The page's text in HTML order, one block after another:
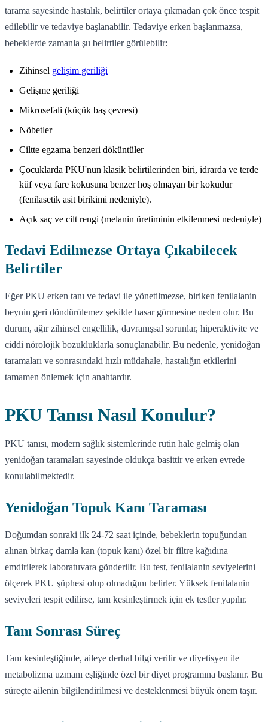
tarama sayesinde hastalık, belirtiler ortaya çıkmadan çok önce tespit
edilebilir ve tedaviye başlanabilir. Tedaviye erken başlanmazsa,
bebeklerde zamanla şu belirtiler görülebilir:
Zihinsel gelişim geriliği
Gelişme geriliği
Mikrosefali (küçük baş çevresi)
Nöbetler
Ciltte egzama benzeri döküntüler
Çocuklarda PKU'nun klasik belirtilerinden biri, idrarda ve terde
küf veya fare kokusuna benzer hoş olmayan bir kokudur
(fenilasetik asit birikimi nedeniyle).
Açık saç ve cilt rengi (melanin üretiminin etkilenmesi nedeniyle)
Tedavi Edilmezse Ortaya Çıkabilecek
Belirtiler
Eğer PKU erken tanı ve tedavi ile yönetilmezse, biriken fenilalanin
beynin geri döndürülemez şekilde hasar görmesine neden olur. Bu
durum, ağır zihinsel engellilik, davranışsal sorunlar, hiperaktivite ve
ciddi nörolojik bozukluklarla sonuçlanabilir. Bu nedenle, yenidoğan
taramaları ve sonrasındaki hızlı müdahale, hastalığın etkilerini
tamamen önlemek için anahtardır.
PKU Tanısı Nasıl Konulur?
PKU tanısı, modern sağlık sistemlerinde rutin hale gelmiş olan
yenidoğan taramaları sayesinde oldukça basittir ve erken evrede
konulabilmektedir.
Yenidoğan Topuk Kanı Taraması
Doğumdan sonraki ilk 24-72 saat içinde, bebeklerin topuğundan
alınan birkaç damla kan (topuk kanı) özel bir filtre kağıdına
emdirilerek laboratuvara gönderilir. Bu test, fenilalanin seviyelerini
ölçerek PKU şüphesi olup olmadığını belirler. Yüksek fenilalanin
seviyeleri tespit edilirse, tanı kesinleştirmek için ek testler yapılır.
Tanı Sonrası Süreç
Tanı kesinleştiğinde, aileye derhal bilgi verilir ve diyetisyen ile
metabolizma uzmanı eşliğinde özel bir diyet programına başlanır. Bu
süreçte ailenin bilgilendirilmesi ve desteklenmesi büyük önem taşır.